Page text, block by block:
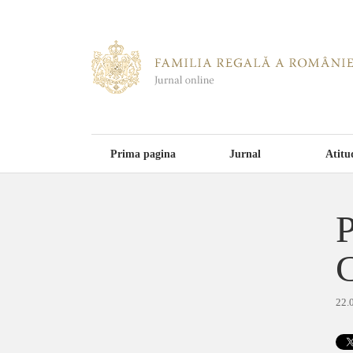
Prima pagina Jurnal